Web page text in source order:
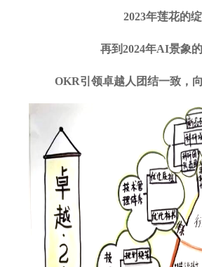
2023年莲花的
再到2024年AI景象
OKR引领卓越人 团结一致，